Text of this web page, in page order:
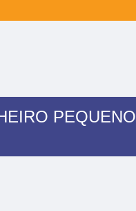
PEQUENO